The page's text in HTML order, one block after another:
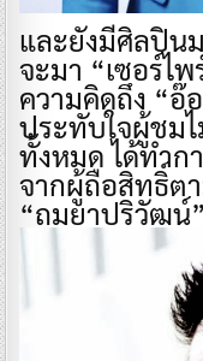
และยังมีศิลปิน
จะมา “เซอร์ไ
ความคิดถึง “อ๊
ประทับใจผู้ชม
ทั้งหมด ได้ทำก
จากผู้ถือสิทธิ์ต
“ถมยาปริวัฒน์